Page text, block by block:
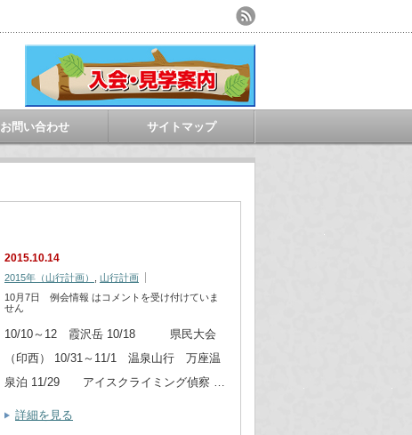
お問い合わせ サイトマップ
2015.10.14
2015年（山行計画）
山行計画
10月7日 例会情報 は コメントを受け付けていま
せん
10/10～12 霞沢岳 10/18 県民大会
（印西） 10/31～11/1 温泉山行 万座温
泉泊 11/29 アイスクライミング偵察 …
詳細を見る